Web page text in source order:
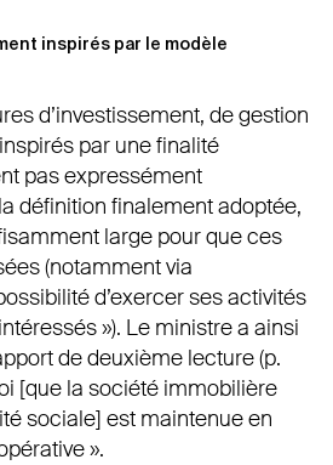
inspirés par le modèle
d’investissement, de gestion
par une finalité
pas expressément
définition finalement adoptée,
large pour que ces
(notamment via
d’exercer ses activités
»). Le ministre a ainsi
de deuxième lecture (p.
[que la société immobilière
sociale] est maintenue en
».